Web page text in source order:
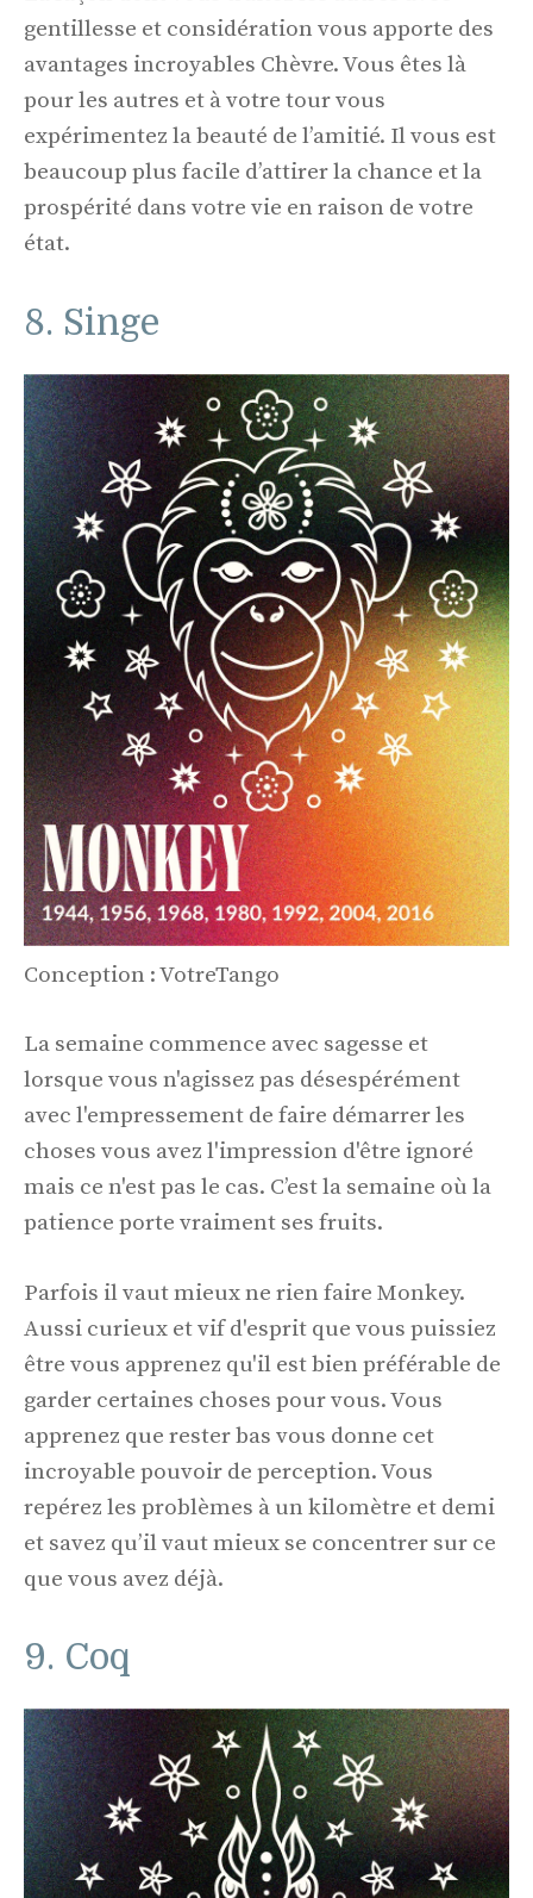
gentillesse et considération vous apporte des
avantages incroyables Chèvre. Vous êtes là
pour les autres et à votre tour vous
expérimentez la beauté de l’amitié. Il vous est
beaucoup plus facile d’attirer la chance et la
prospérité dans votre vie en raison de votre
état.
8. Singe
Conception : VotreTango
La semaine commence avec sagesse et
lorsque vous n'agissez pas désespérément
avec l'empressement de faire démarrer les
choses vous avez l'impression d'être ignoré
mais ce n'est pas le cas. C’est la semaine où la
patience porte vraiment ses fruits.
Parfois il vaut mieux ne rien faire Monkey.
Aussi curieux et vif d'esprit que vous puissiez
être vous apprenez qu'il est bien préférable de
garder certaines choses pour vous. Vous
apprenez que rester bas vous donne cet
incroyable pouvoir de perception. Vous
repérez les problèmes à un kilomètre et demi
et savez qu’il vaut mieux se concentrer sur ce
que vous avez déjà.
9. Coq